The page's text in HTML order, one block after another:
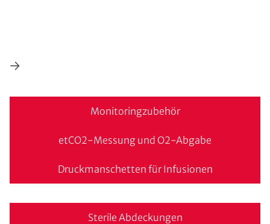
→
Monitoringzubehör
etCO2-Messung und O2-Abgabe
Druckmanschetten für Infusionen
Sterile Abdeckungen